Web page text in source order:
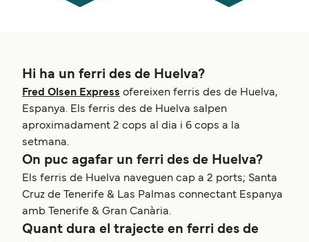
Hi ha un ferri des de Huelva?
Fred Olsen Express ofereixen ferris des de Huelva,
Espanya. Els ferris des de Huelva salpen
aproximadament 2 cops al dia i 6 cops a la
setmana.
On puc agafar un ferri des de Huelva?
Els ferris de Huelva naveguen cap a 2 ports; Santa
Cruz de Tenerife & Las Palmas connectant Espanya
amb Tenerife & Gran Canària.
Quant dura el trajecte en ferri des de